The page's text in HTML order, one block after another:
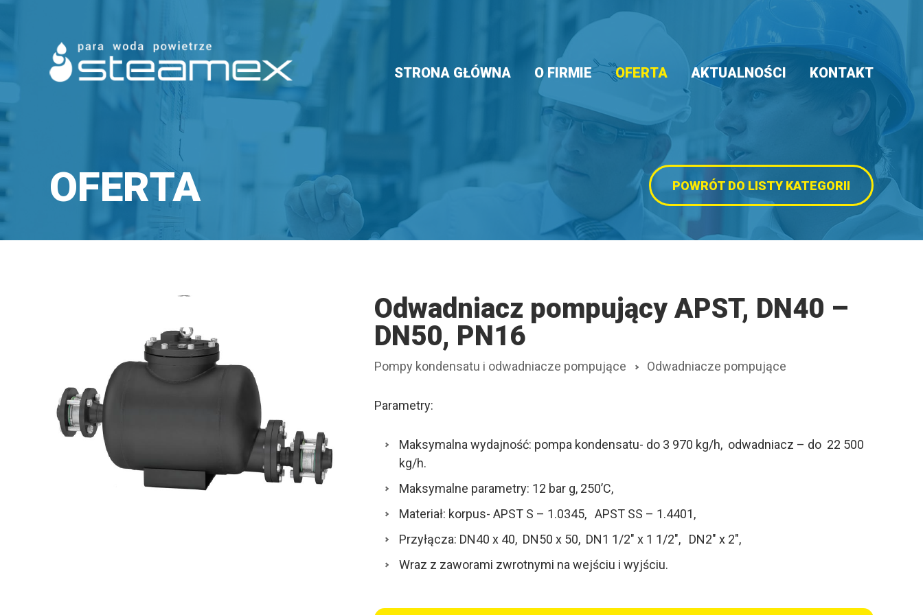
STRONA GŁÓWNA O FIRMIE OFERTA AKTUALNOŚCI KONTAKT
OFERTA POWRÓT DO LISTY KATEGORII
Odwadniacz pompujący APST, DN40 –
DN50, PN16
Pompy kondensatu i odwadniacze pompujące Odwadniacze pompujące
Parametry:
Maksymalna wydajność: pompa kondensatu- do 3 970 kg/h, odwadniacz – do 22 500
kg/h.
Maksymalne parametry: 12 bar g, 250’C,
Materiał: korpus- APST S – 1.0345, APST SS – 1.4401,
Przyłącza: DN40 x 40, DN50 x 50, DN1 1/2″ x 1 1/2″, DN2″ x 2″,
Wraz z zaworami zwrotnymi na wejściu i wyjściu.